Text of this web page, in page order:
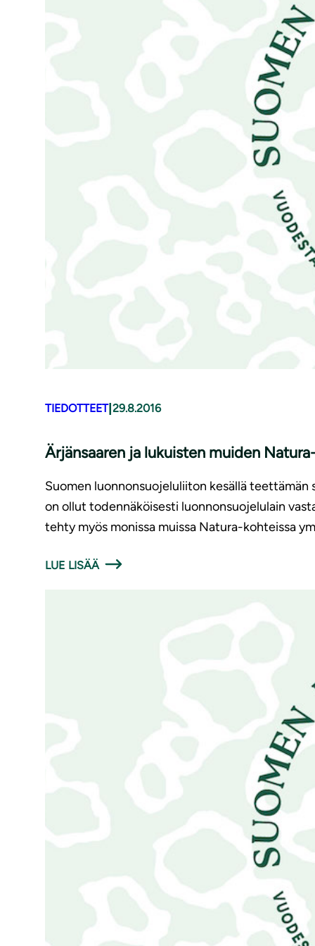
TIEDOTTEET| 29.8.2016
Ärjänsaaren ja lukuisten muiden
Suomen luonnonsuojeluliiton kesällä teettämän
on ollut todennäköisesti luonnonsuojelulain
tehty myös monissa muissa Natura-kohteissa
LUE LISÄÄ